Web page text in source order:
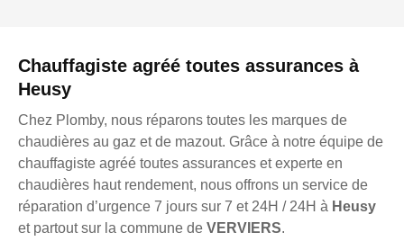
Chauffagiste agréé toutes assurances à
Heusy
Chez Plomby, nous réparons toutes les marques de
chaudières au gaz et de mazout. Grâce à notre équipe de
chauffagiste agréé toutes assurances et experte en
chaudières haut rendement, nous offrons un service de
réparation d’urgence 7 jours sur 7 et 24H / 24H à Heusy
et partout sur la commune de VERVIERS.